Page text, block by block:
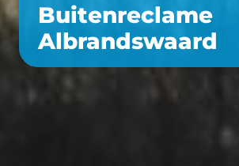
Buitenreclame
Albrandswaard